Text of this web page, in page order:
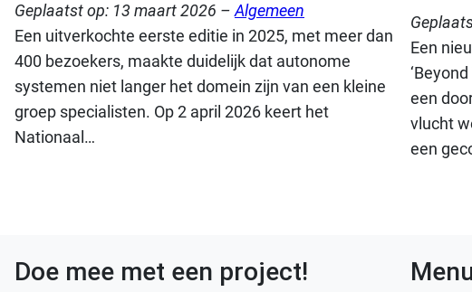
Geplaatst op: 13 maart 2026 – Algemeen
Een uitverkochte eerste editie in 2025, met meer dan
400 bezoekers, maakte duidelijk dat autonome
systemen niet langer het domein zijn van een kleine
groep specialisten. Op 2 april 2026 keert het
Nationaal…
Een
een
vlucht
een
Doe mee met een project!